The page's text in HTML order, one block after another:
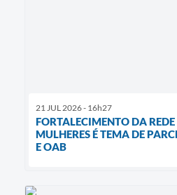
21 JUL 2026 - 16h27
FORTALECIMENTO DA
MULHERES É TEMA DE
E OAB